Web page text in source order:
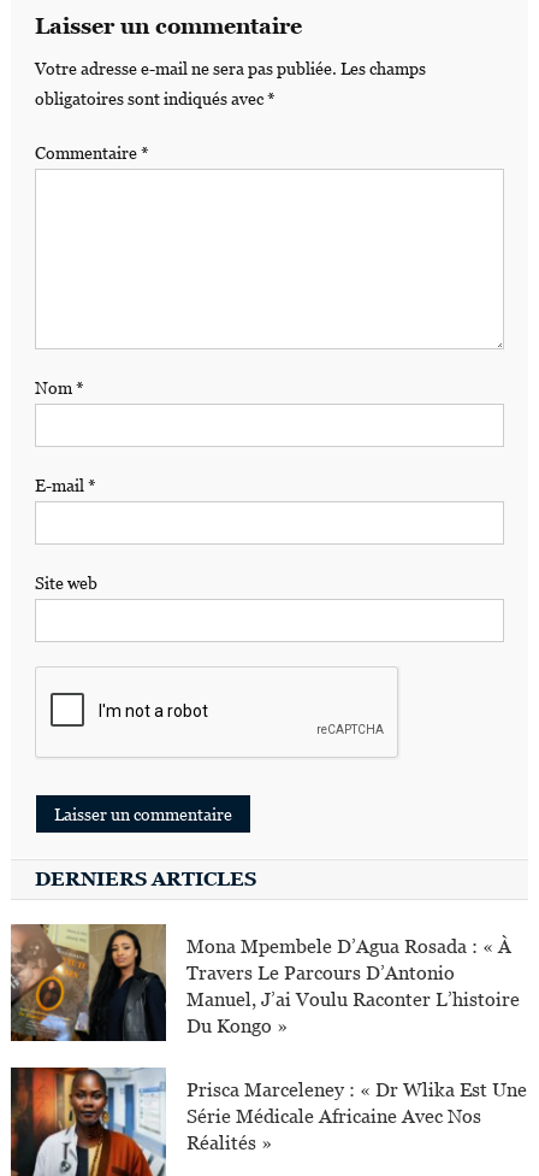
Laisser un commentaire
Votre adresse e-mail ne sera pas publiée. Les champs
obligatoires sont indiqués avec*
Commentaire*
Nom*
E-mail *
Site web
DERNIERS ARTICLES
Mona Mpembele D’Agua Rosada : « À
Travers Le Parcours D’Antonio
Manuel, J’ai Voulu Raconter L’histoire
Du Kongo »
Prisca Marceleney : « Dr Wlika Est Une
Série Médicale Africaine Avec Nos
Réalités »